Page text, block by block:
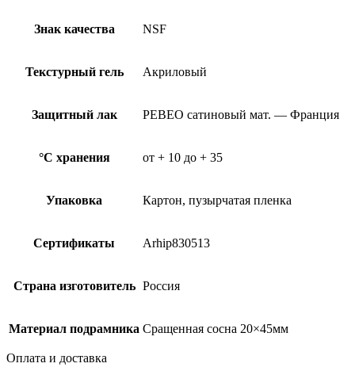
Знак качества NSF
Текстурный гель Акриловый
Защитный лак PEBEO сатиновый мат. — Франция
°C хранения от + 10 до + 35
Упаковка Картон, пузырчатая пленка
Сертификаты Arhip830513
Страна изготовитель Россия
Материал подрамника Сращенная сосна 20×45мм
Оплата и доставка